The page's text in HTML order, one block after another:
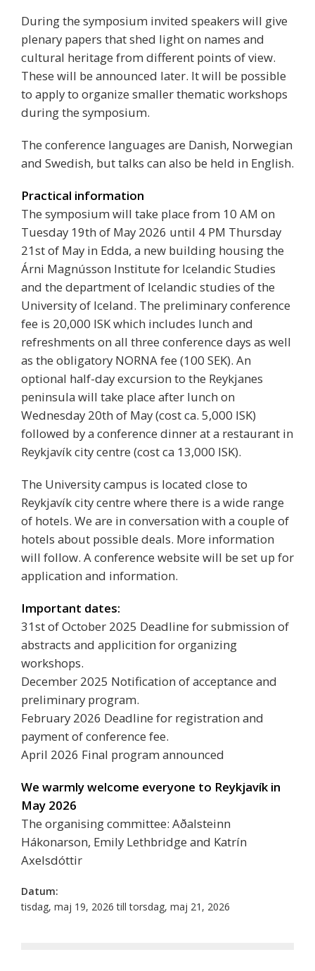
During the symposium invited speakers will give
plenary papers that shed light on names and
cultural heritage from different points of view.
These will be announced later. It will be possible
to apply to organize smaller thematic workshops
during the symposium.
The conference languages are Danish, Norwegian
and Swedish, but talks can also be held in English.
Practical information
The symposium will take place from 10 AM on
Tuesday 19th of May 2026 until 4 PM Thursday
21st of May in Edda, a new building housing the
Árni Magnússon Institute for Icelandic Studies
and the department of Icelandic studies of the
University of Iceland. The preliminary conference
fee is 20,000 ISK which includes lunch and
refreshments on all three conference days as well
as the obligatory NORNA fee (100 SEK). An
optional half-day excursion to the Reykjanes
peninsula will take place after lunch on
Wednesday 20th of May (cost ca. 5,000 ISK)
followed by a conference dinner at a restaurant in
Reykjavík city centre (cost ca 13,000 ISK).
The University campus is located close to
Reykjavík city centre where there is a wide range
of hotels. We are in conversation with a couple of
hotels about possible deals. More information
will follow. A conference website will be set up for
application and information.
Important dates:
31st of October 2025 Deadline for submission of
abstracts and applicition for organizing
workshops.
December 2025 Notification of acceptance and
preliminary program.
February 2026 Deadline for registration and
payment of conference fee.
April 2026 Final program announced
We warmly welcome everyone to Reykjavík in
May 2026
The organising committee: Aðalsteinn
Hákonarson, Emily Lethbridge and Katrín
Axelsdóttir
Datum:
tisdag, maj 19, 2026 tilltorsdag, maj 21, 2026